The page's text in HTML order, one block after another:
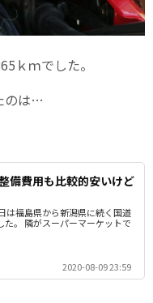
ｋｍでした。
のは…
費用も比較的安いけど
は福島県から新潟県に続く国道
。 隣がスーパーマーケットで
2020-08-09 23:59